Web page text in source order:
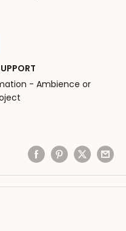
- Ambience or